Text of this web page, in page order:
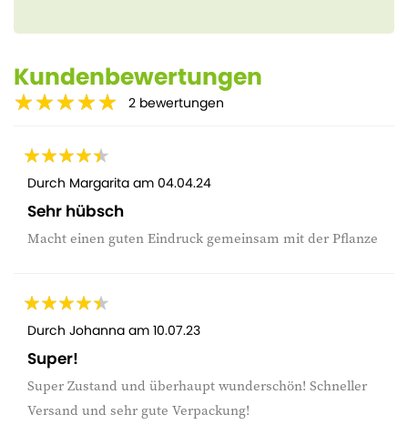
Kundenbewertungen
2 bewertungen
Durch Margarita am 04.04.24
Sehr hübsch
Macht einen guten Eindruck gemeinsam mit der Pflanze
Durch Johanna am 10.07.23
Super!
Super Zustand und überhaupt wunderschön! Schneller
Versand und sehr gute Verpackung!